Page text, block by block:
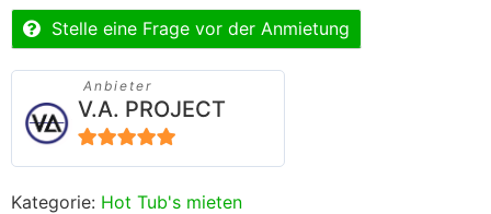
Stelle eine Frage vor der Anmietung
Anbieter
V.A. PROJECT
5von 5
Kategorie: Hot Tub's mieten